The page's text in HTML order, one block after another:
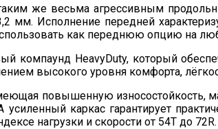
же весьма агрессивным
мм. Исполнение передней
как переднюю опцию на
компаунд HeavyDuty, который
высокого уровня комфорта,
повышенную износостойкость,
каркас гарантирует
нагрузки и скорости от 54T до 72R.